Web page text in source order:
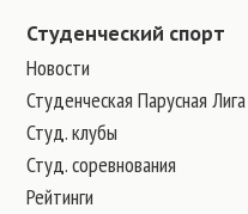
Студенческий спорт
Новости
Студенческая Парусная Лига
Студ. клубы
Студ. соревнования
Рейтинги